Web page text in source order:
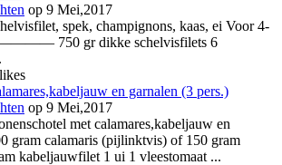
op 9 Mei,2017
spek, champignons, kaas, ei Voor 4-
750 gr dikke schelvisfilets 6
en garnalen (3 pers.)
op 9 Mei,2017
met calamares,kabeljauw en
gram calamaris (pijlinktvis) of 150 gram
kabeljauwfilet 1 ui 1 vleestomaat ...